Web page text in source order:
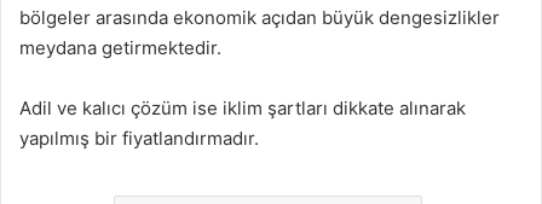
bölgeler arasında ekonomik açıdan büyük dengesizlikler
meydana getirmektedir.
Adil ve kalıcı çözüm ise iklim şartları dikkate alınarak
yapılmış bir fiyatlandırmadır.